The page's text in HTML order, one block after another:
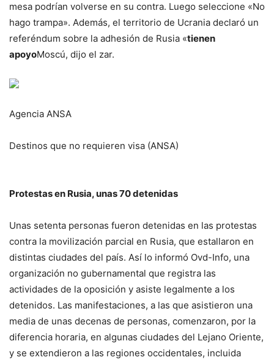
mesa podrían volverse en su contra. Luego seleccione «No
hago trampa». Además, el territorio de Ucrania declaró un
referéndum sobre la adhesión de Rusia «tienen
apoyoMoscú, dijo el zar.
Agencia ANSA
Destinos que no requieren visa (ANSA)
Protestas en Rusia, unas 70 detenidas
Unas setenta personas fueron detenidas en las protestas
contra la movilización parcial en Rusia, que estallaron en
distintas ciudades del país. Así lo informó Ovd-Info, una
organización no gubernamental que registra las
actividades de la oposición y asiste legalmente a los
detenidos. Las manifestaciones, a las que asistieron una
media de unas decenas de personas, comenzaron, por la
diferencia horaria, en algunas ciudades del Lejano Oriente,
y se extendieron a las regiones occidentales, incluida